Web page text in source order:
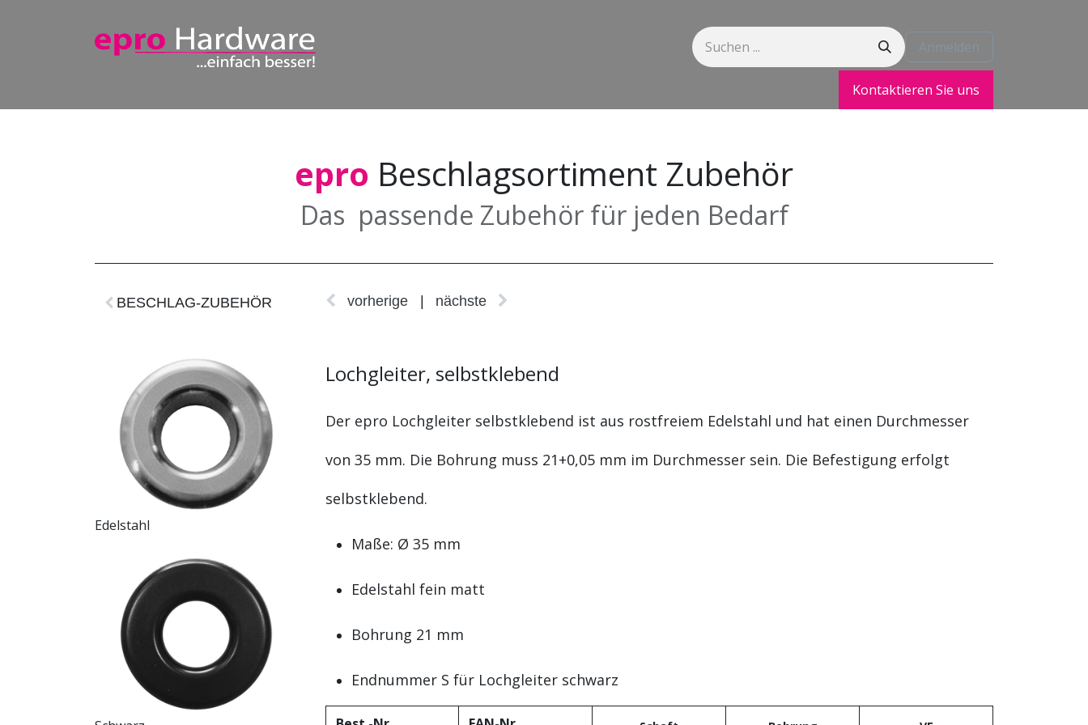
Anmelden
Kontaktieren Sie uns
epro Beschlagsortiment Zubehör
Das passende Zubehör für jeden Bedarf
BESCHLAG-ZUBEHÖR vorherige nächste
Edelstahl
Lochgleiter, selbstklebend
Der epro Lochgleiter selbstklebend ist aus rostfreiem Edelstahl und hat einen Durchmesser
von 35 mm. Die Bohrung muss 21+0,05 mm im Durchmesser sein. Die Befestigung erfolgt
selbstklebend.
Maße: Ø 35 mm
Edelstahl fein matt
Bohrung 21 mm
Endnummer S für Lochgleiter schwarz